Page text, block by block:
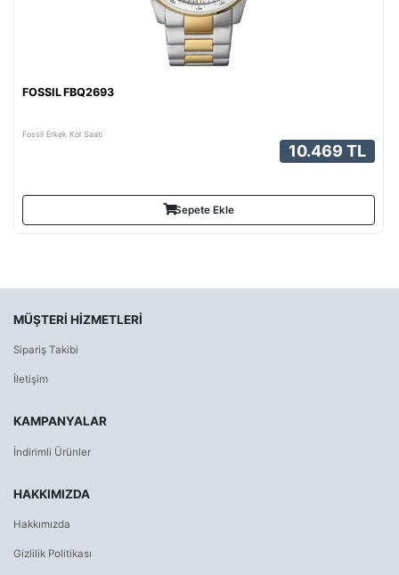
FOSSIL FBQ2693
Fossil Erkek Kol Saati
10.469 TL
Sepete Ekle
MÜŞTERI HIZMETLERI
Sipariş Takibi
İletişim
KAMPANYALAR
İndirimli Ürünler
HAKKIMIZDA
Hakkımızda
Gizlilik Politikası